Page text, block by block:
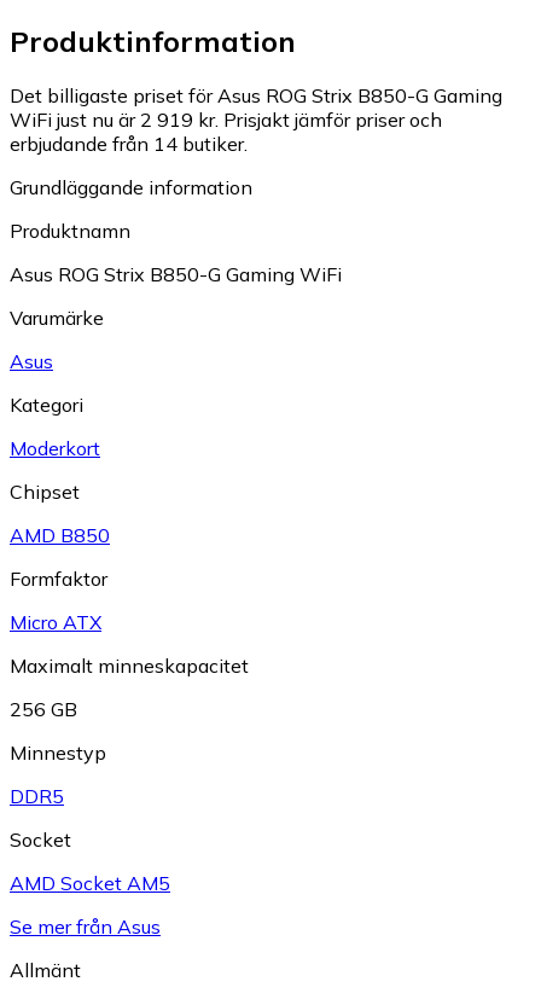
Produktinformation
Det billigaste priset för Asus ROG Strix B850-G Gaming
WiFi just nu är 2 919 kr. Prisjakt jämför priser och
erbjudande från 14 butiker.
Grundläggande information
Produktnamn
Asus ROG Strix B850-G Gaming WiFi
Varumärke
Asus
Kategori
Moderkort
Chipset
AMD B850
Formfaktor
Micro ATX
Maximalt minneskapacitet
256 GB
Minnestyp
DDR5
Socket
AMD Socket AM5
Se mer från Asus
Allmänt